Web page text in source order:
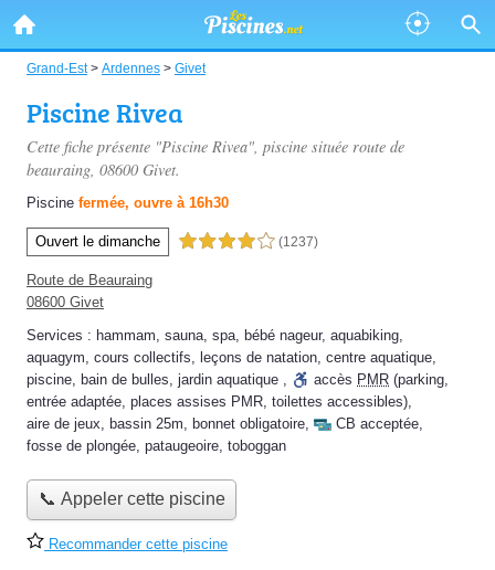
Grand-Est> Ardennes > Givet
Piscine Rivea
Cette fiche présente "Piscine Rivea", piscine située route de
beauraing, 08600 Givet.
Piscine fermée, ouvre à 16h30
Ouvert le dimanche 4,0 étoiles sur 5 (1237)
Route de Beauraing
08600 Givet
Services : hammam, sauna, spa, bébé nageur, aquabiking,
aquagym, cours collectifs, leçons de natation, centre aquatique,
piscine, bain de bulles, jardin aquatique , accès PMR (parking,
entrée adaptée, places assises PMR, toilettes accessibles),
aire de jeux, bassin 25m, bonnet obligatoire, CB acceptée,
fosse de plongée, pataugeoire, toboggan
📞 Appeler cette piscine
Recommander cette piscine